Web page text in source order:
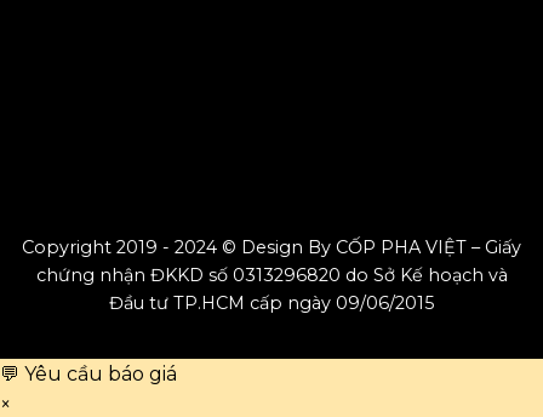
Copyright 2019 - 2024 © Design By CỐP PHA VIỆT – Giấy
chứng nhận ĐKKD số 0313296820 do Sở Kế hoạch và
Đầu tư TP.HCM cấp ngày 09/06/2015
💬 Yêu cầu báo giá
×